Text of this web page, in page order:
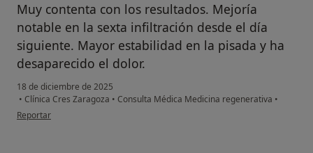
Muy contenta con los resultados. Mejoría
notable en la sexta infiltración desde el día
siguiente. Mayor estabilidad en la pisada y ha
desaparecido el dolor.
18 de diciembre de 2025
• Clínica Cres Zaragoza • Consulta Médica Medicina regenerativa •
en opinión del usuario Anamari Ruiz.
Reportar